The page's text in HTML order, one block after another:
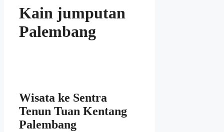
Kain jumputan
Palembang
Wisata ke Sentra
Tenun Tuan Kentang
Palembang